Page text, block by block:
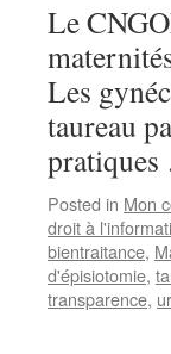
Le
Les
taureau
Posted in Mon
droit à
bientraitance,
d'épisiotomie,
transparence,